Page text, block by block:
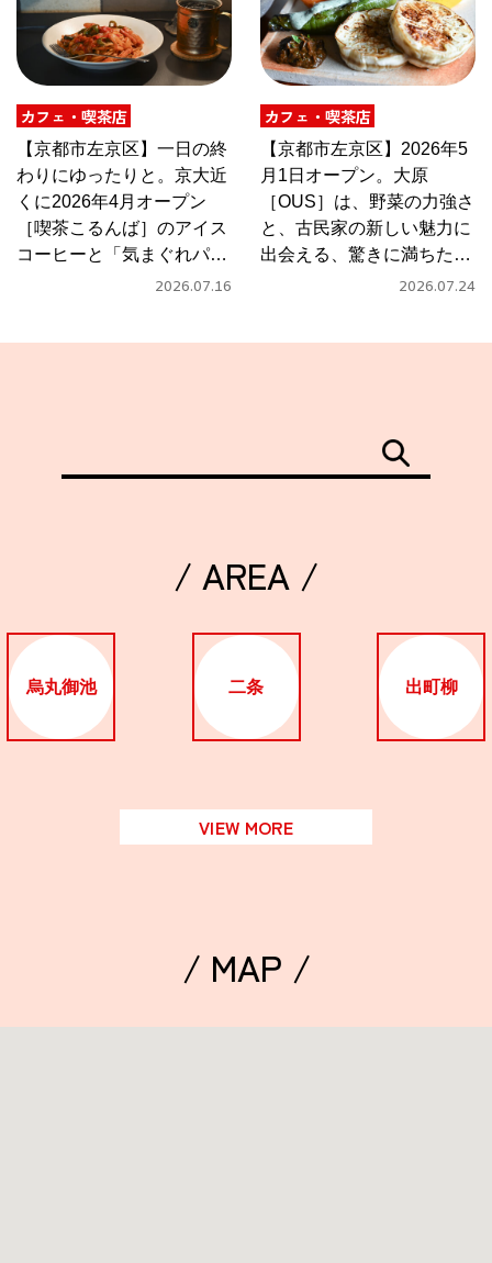
カフェ・喫茶店
【京都市左京区】一日の終
わりにゆったりと。京大近
くに2026年4月オープン
［喫茶こるんば］のアイス
コーヒーと「気まぐれパス
2026.07.16
カフェ・喫茶店
【京都市左京区】2026年5
月1日オープン。大原
［OUS］は、野菜の力強さ
と、古民家の新しい魅力に
出会える、驚きに満ちたカ
2026.07.24
/ AREA /
烏丸御池 二条 出町柳
VIEW MORE
/ MAP /